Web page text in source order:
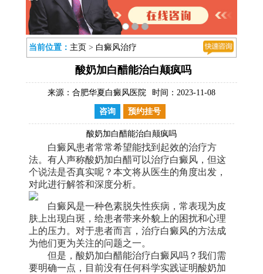
当前位置： 主页 > 白癜风治疗
酸奶加白醋能治白颠疯吗
来源： 合肥华夏白癜风医院 时间：2023-11-08
咨询 预约挂号
酸奶加白醋能治白颠疯吗
白癜风患者常常希望能找到起效的治疗方
法。有人声称酸奶加白醋可以治疗白癜风，但这
个说法是否真实呢？本文将从医生的角度出发，
对此进行解答和深度分析。
白癜风是一种色素脱失性疾病，常表现为皮
肤上出现白斑，给患者带来外貌上的困扰和心理
上的压力。对于患者而言，治疗白癜风的方法成
为他们更为关注的问题之一。
但是，酸奶加白醋能治疗白癜风吗？我们需
要明确一点，目前没有任何科学实践证明酸奶加